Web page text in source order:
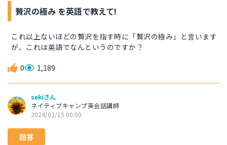
贅沢の極み を英語で教えて!
これ以上ないほどの贅沢を指す時に「贅沢の極み」と言います
が、これは英語でなんというのですか？
0 1,189
sekiさん
ネイティブキャンプ英会話講師
2024/02/15 00:00
回答